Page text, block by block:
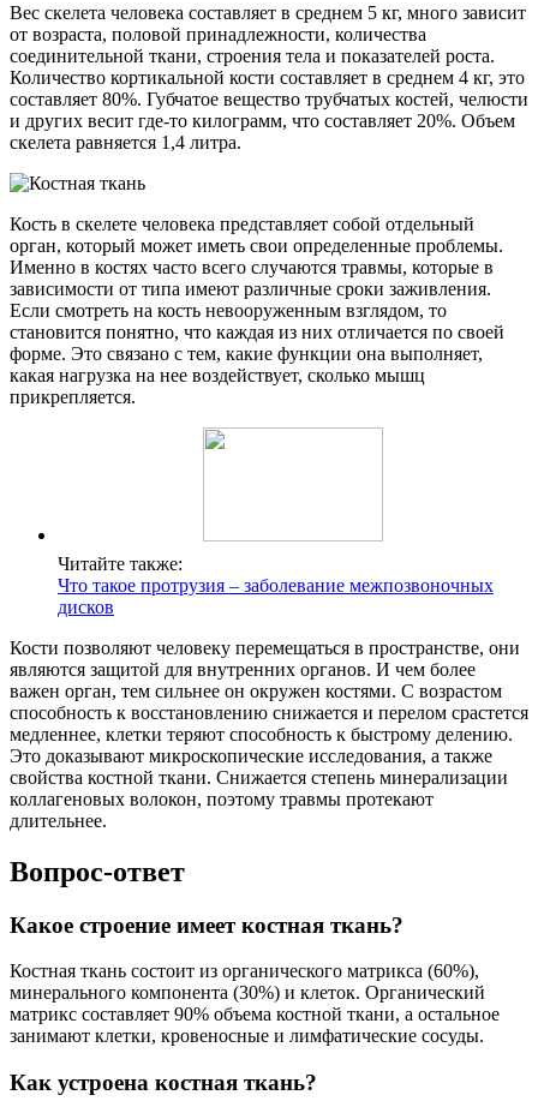
Вес скелета человека составляет в среднем 5 кг, много зависит
от возраста, половой принадлежности, количества
соединительной ткани, строения тела и показателей роста.
Количество кортикальной кости составляет в среднем 4 кг, это
составляет 80%. Губчатое вещество трубчатых костей, челюсти
и других весит где-то килограмм, что составляет 20%. Объем
скелета равняется 1,4 литра.
Кость в скелете человека представляет собой отдельный
орган, который может иметь свои определенные проблемы.
Именно в костях часто всего случаются травмы, которые в
зависимости от типа имеют различные сроки заживления.
Если смотреть на кость невооруженным взглядом, то
становится понятно, что каждая из них отличается по своей
форме. Это связано с тем, какие функции она выполняет,
какая нагрузка на нее воздействует, сколько мышц
прикрепляется.
Читайте также:
Что такое протрузия – заболевание межпозвоночных
дисков
Кости позволяют человеку перемещаться в пространстве, они
являются защитой для внутренних органов. И чем более
важен орган, тем сильнее он окружен костями. С возрастом
способность к восстановлению снижается и перелом срастется
медленнее, клетки теряют способность к быстрому делению.
Это доказывают микроскопические исследования, а также
свойства костной ткани. Снижается степень минерализации
коллагеновых волокон, поэтому травмы протекают
длительнее.
Вопрос-ответ
Какое строение имеет костная ткань?
Костная ткань состоит из органического матрикса (60%),
минерального компонента (30%) и клеток. Органический
матрикс составляет 90% объема костной ткани, а остальное
занимают клетки, кровеносные и лимфатические сосуды.
Как устроена костная ткань?